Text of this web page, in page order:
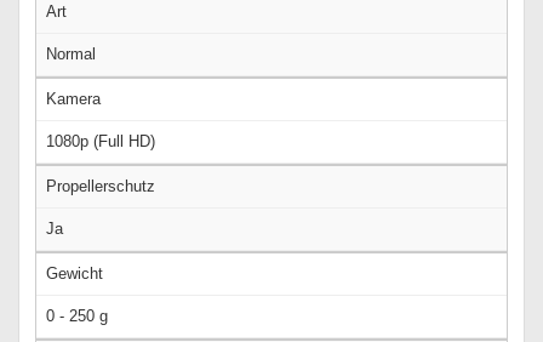
Art
Normal
Kamera
1080p (Full HD)
Propellerschutz
Ja
Gewicht
0 - 250 g